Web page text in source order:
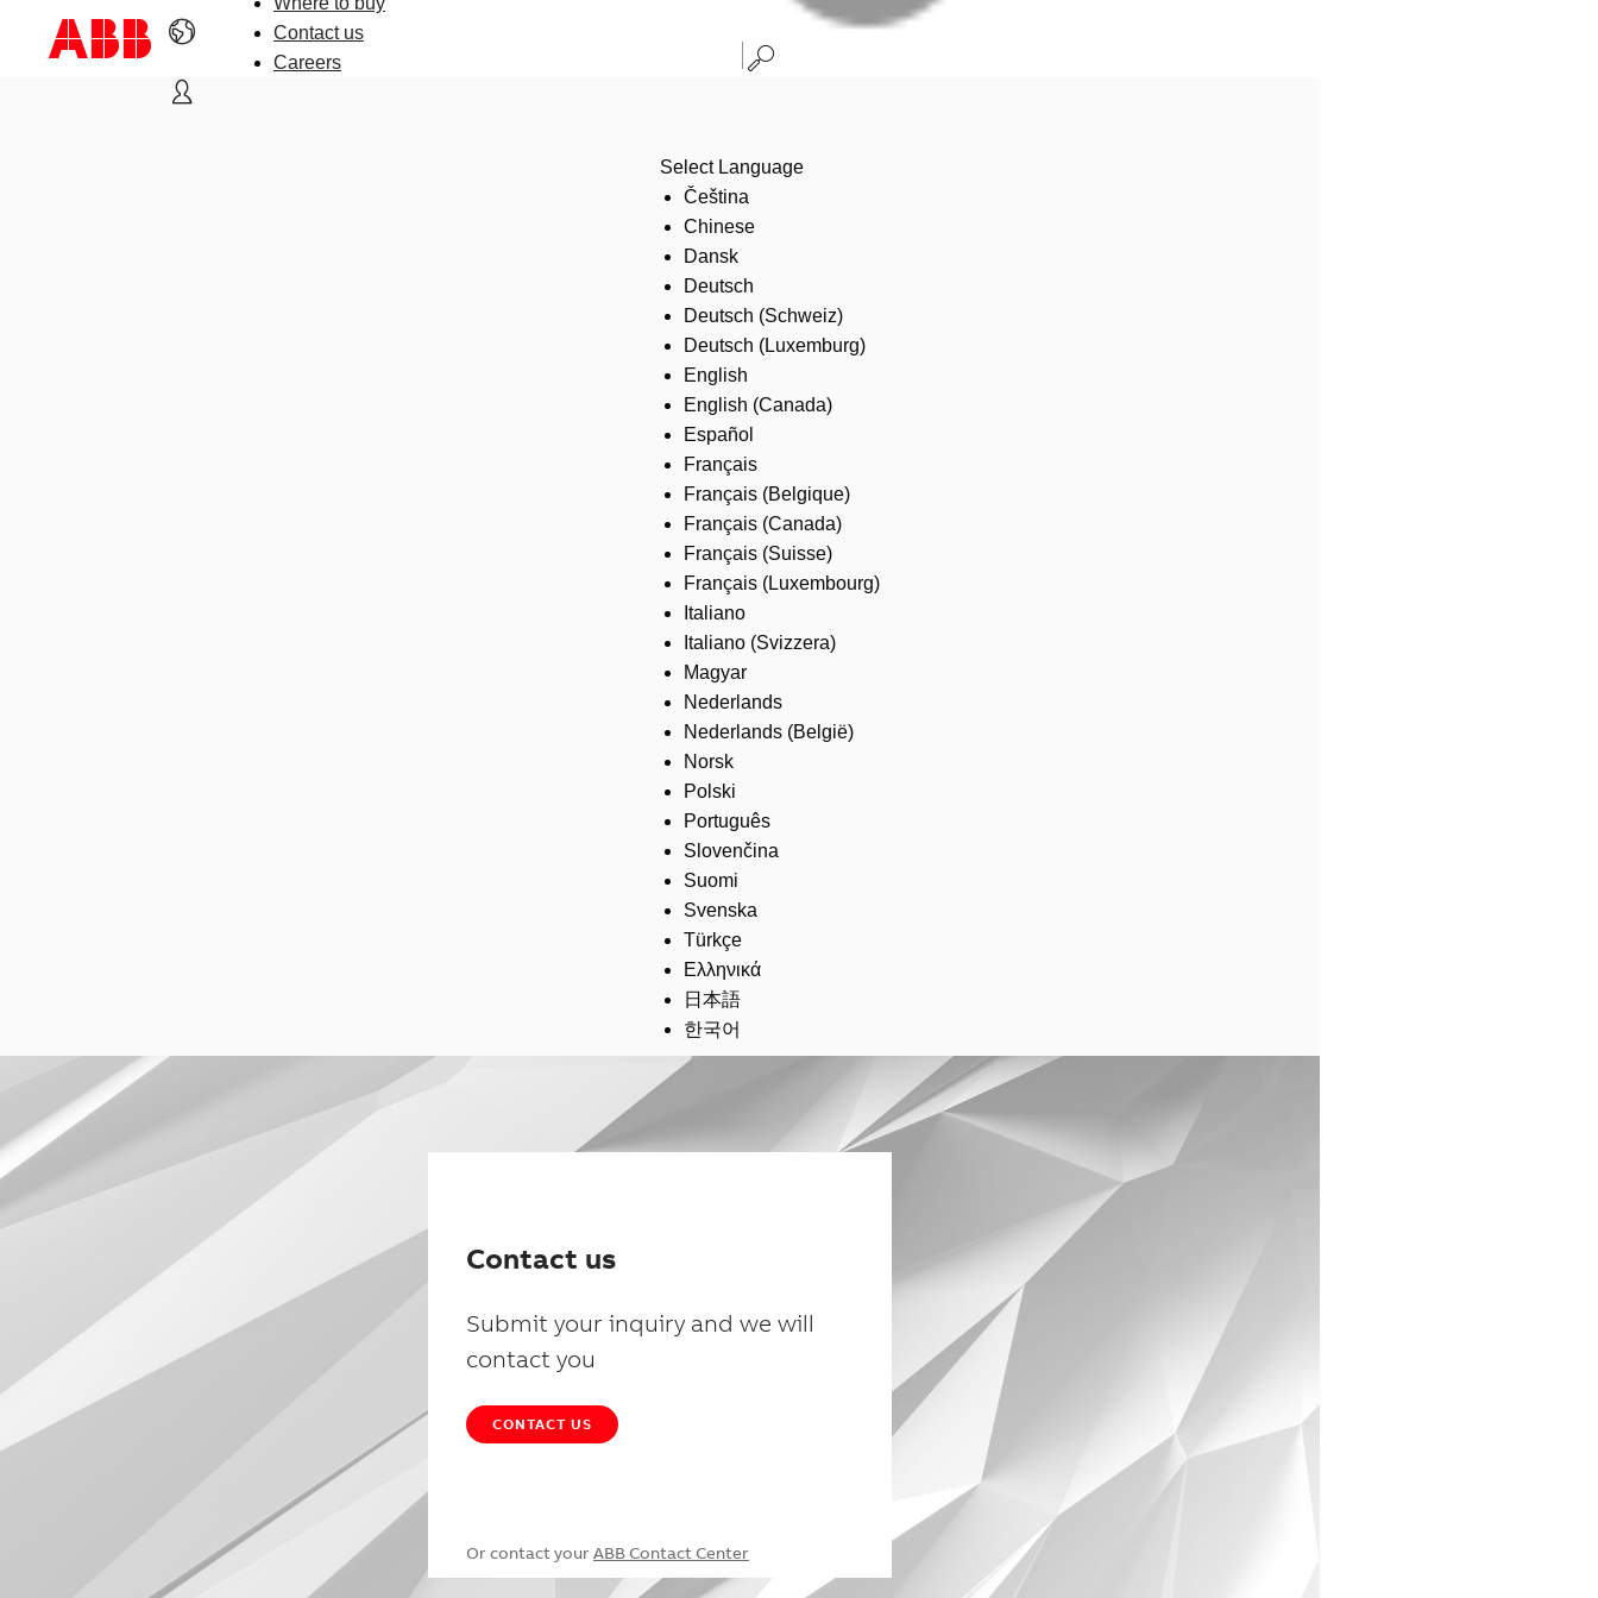
Contact us
Careers
Select Language
Čeština
Chinese
Dansk
Deutsch
Deutsch (Schweiz)
Deutsch (Luxemburg)
English
English (Canada)
Español
Français
Français (Belgique)
Français (Canada)
Français (Suisse)
Français (Luxembourg)
Italiano
Italiano (Svizzera)
Magyar
Nederlands
Nederlands (België)
Norsk
Polski
Português
Slovenčina
Suomi
Svenska
Türkçe
Ελληνικά
日本語
한국어
Contact us
Submit your inquiry and we will
contact you
CONTACT US
Or contact your ABB Contact Center